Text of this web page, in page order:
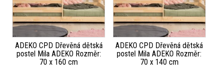
ADEKO CPD Dřevěná dětská
postel Mila ADEKO Rozměr:
70 x 160 cm
ADEKO CPD Dřevěná dětská
postel Mila ADEKO Rozměr:
70 x 140 cm